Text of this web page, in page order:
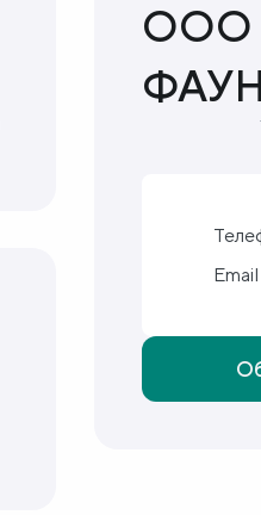
ООО
Email